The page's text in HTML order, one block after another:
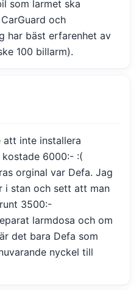
som larmet ska
och
har bäst erfarenhet av
100 billarm).
att inte installera
6000:- :(
orginal var Defa. Jag
i stan och sett att man
3500:-
larmdosa och om
det bara Defa som
nyckel till